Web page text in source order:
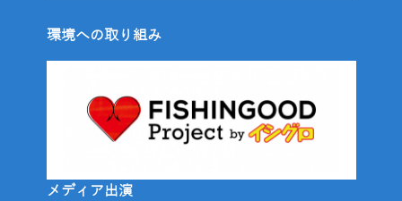
環境への取り組み
メディア出演